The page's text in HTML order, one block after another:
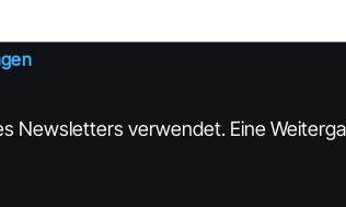
Newsletters verwendet. Eine